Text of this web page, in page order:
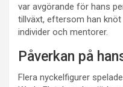
var avgörande för hans
tillväxt, eftersom han
individer och mentorer.
Påverkan på
Flera nyckelfigurer